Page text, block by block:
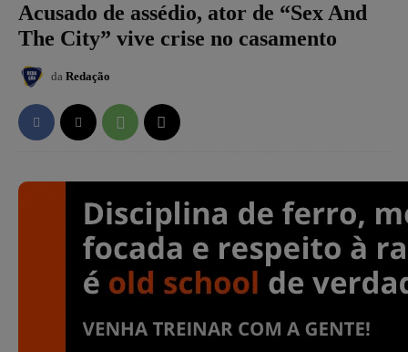
Acusado de assédio, ator de “Sex And
The City” vive crise no casamento
da Redação